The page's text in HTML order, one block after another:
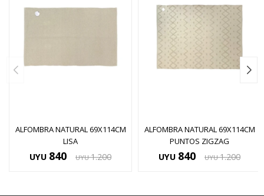
ALFOMBRA NATURAL 69X114CM
LISA
UYU 840 UYU 1.200
ALFOMBRA NATURAL 69X114CM
PUNTOS ZIGZAG
UYU 840 UYU 1.200